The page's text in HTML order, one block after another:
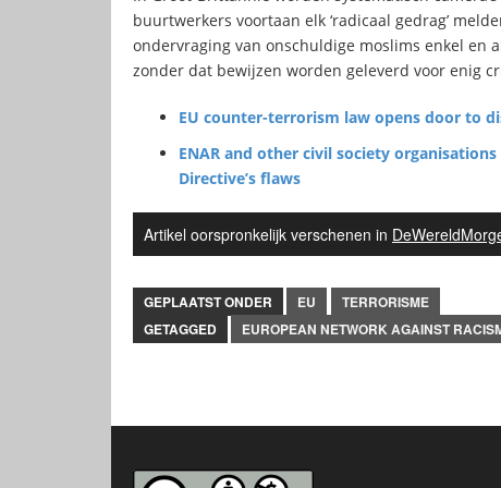
buurtwerkers voortaan elk ‘radicaal gedrag’
ondervraging van onschuldige moslims enkel en
zonder dat bewijzen worden geleverd voor enig
EU counter-terrorism law opens door to
ENAR and other civil society
Directive’s flaws
Artikel oorspronkelijk verschenen in
GEPLAATST ONDER EU
TERRORISME
GETAGGED
EUROPEAN NETWORK AGAINST